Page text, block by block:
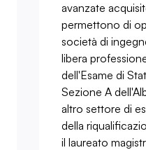
avanzate
permettono di
società di
libera
dell'Esame di
Sezione A
altro settore di
della
il laureato